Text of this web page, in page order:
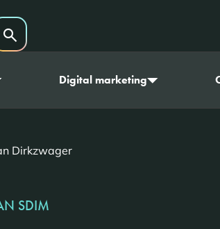
menu
op website
Zoeken
Digital marketing
Dirkzwager
SDIM